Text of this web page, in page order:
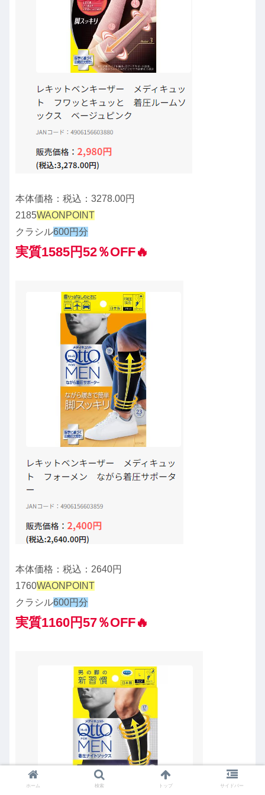
本体価格：税込：3278.00円
2185WAONPOINT
クラシル600円分
実質1585円52％OFF🔥
本体価格：税込：2640円
1760WAONPOINT
クラシル600円分
実質1160円57％OFF🔥
ホーム 検索 トップ サイドバー